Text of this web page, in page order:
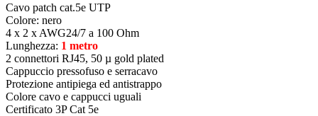
Cavo patch cat.5e UTP
Colore: nero
4 x 2 x AWG24/7 a 100 Ohm
Lunghezza: 1 metro
2 connettori RJ45, 50 µ gold plated
Cappuccio pressofuso e serracavo
Protezione antipiega ed antistrappo
Colore cavo e cappucci uguali
Certificato 3P Cat 5e